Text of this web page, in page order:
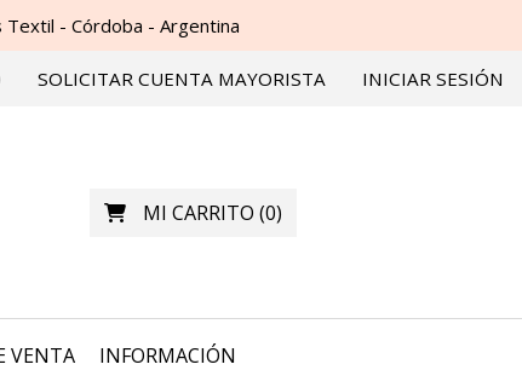
Textil - Córdoba - Argentina
SOLICITAR CUENTA MAYORISTA INICIAR SESIÓN
MI CARRITO (0)
VENTA INFORMACIÓN